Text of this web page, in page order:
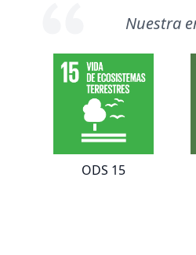
Nuestra
ODS 15